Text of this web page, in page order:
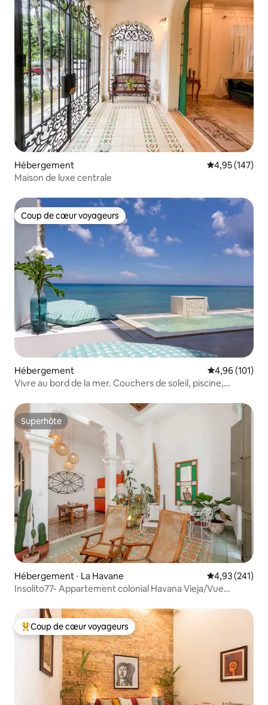
Hébergement Évaluation
4,95 (147)
Maison de luxe centrale
Coup de cœur voyageurs
Coup de cœur voyageurs
Hébergement Évaluation
4,96 (101)
Vivre au bord de la mer. Couchers de soleil, piscine,
Superhôte
Superhôte
Hébergement ⋅ La Havane Évaluation
4,93 (241)
Insolito77- Appartement colonial Havana Vieja/Vue
Coups de cœur voyageurs les plus appréciés
Coup de cœur voyageurs